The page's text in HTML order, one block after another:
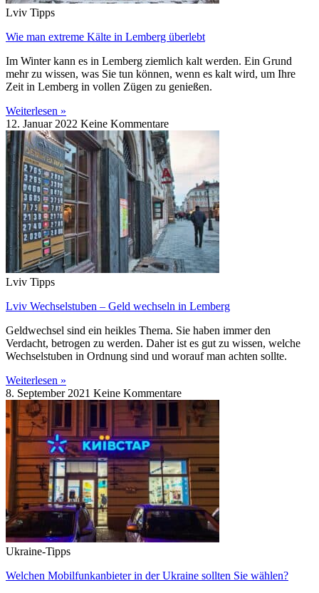
Lviv Tipps
Wie man extreme Kälte in Lemberg überlebt
Im Winter kann es in Lemberg ziemlich kalt werden. Ein Grund
mehr zu wissen, was Sie tun können, wenn es kalt wird, um Ihre
Zeit in Lemberg in vollen Zügen zu genießen.
Weiterlesen »
12. Januar 2022 Keine Kommentare
Lviv Tipps
Lviv Wechselstuben – Geld wechseln in Lemberg
Geldwechsel sind ein heikles Thema. Sie haben immer den
Verdacht, betrogen zu werden. Daher ist es gut zu wissen, welche
Wechselstuben in Ordnung sind und worauf man achten sollte.
Weiterlesen »
8. September 2021 Keine Kommentare
Ukraine-Tipps
Welchen Mobilfunkanbieter in der Ukraine sollten Sie wählen?